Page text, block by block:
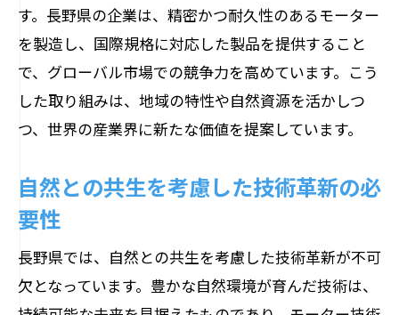
技術革新がもたらす地域の未来像
自然と融合したモーターの新たなステー
ジ
革新を支える自然と技術の共生
す。長野県の企業は、精密かつ耐久性のあるモーター
を製造し、国際規格に対応した製品を提供すること
で、グローバル市場での競争力を高めています。こう
した取り組みは、地域の特性や自然資源を活かしつ
つ、世界の産業界に新たな価値を提案しています。
自然との共生を考慮した技術革新の必
要性
長野県では、自然との共生を考慮した技術革新が不可
欠となっています。豊かな自然環境が育んだ技術は、